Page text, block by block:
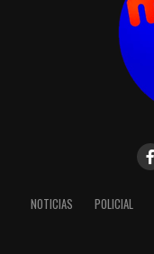
NOTICIAS POLICIAL